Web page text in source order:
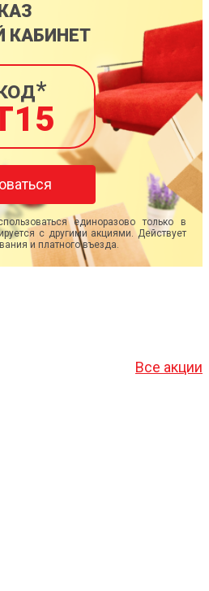
КАБИНЕТ
единоразово только в
с другими акциями. Действует
и платного въезда.
Все акции